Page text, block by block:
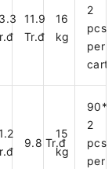
11.9
Tr.đ
16
kg
2
pcs
per
9.8 Tr.đ
15
kg
2
pcs
per